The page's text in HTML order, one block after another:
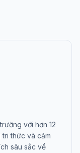
với hơn 12
tri thức và cảm
sâu sắc về